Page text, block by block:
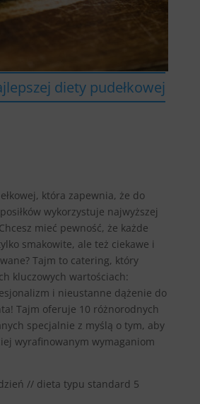
diety pudełkowej
która zapewnia, że do
wykorzystuje najwyższej
mieć pewność, że każde
smakowite, ale też ciekawe i
Tajm to catering, który
kluczowych wartościach:
i nieustanne dążenie do
Tajm oferuje 10 różnorodnych
specjalnie z myślą o tym, aby
wyrafinowanym wymaganiom
// dieta typu standard 5